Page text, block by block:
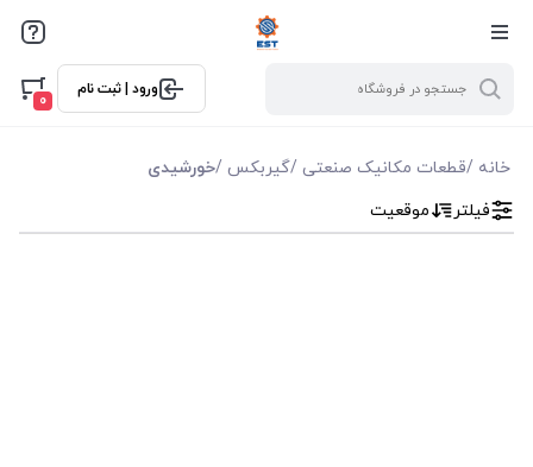
ورود | ثبت نام
0
خانه /قطعات مکانیک صنعتی /گیربکس /خورشیدی
فیلتر بر اساس قیمت
فیلتر موقعیت